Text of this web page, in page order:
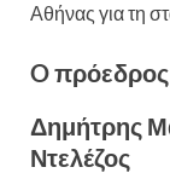
Αθήνας για τη
O
Ντελέζος